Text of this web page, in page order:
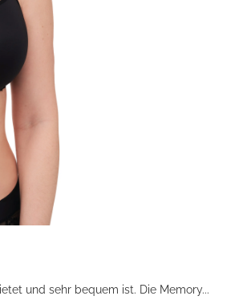
und sehr bequem ist. Die Memory...